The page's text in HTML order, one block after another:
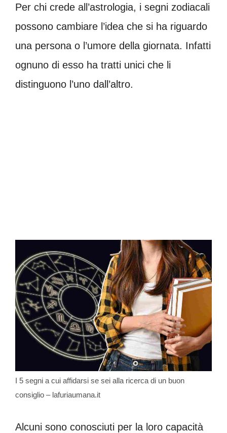
Per chi crede all’astrologia, i segni zodiacali
possono cambiare l’idea che si ha riguardo
una persona o l’umore della giornata. Infatti
ognuno di esso ha tratti unici che li
distinguono l’uno dall’altro.
I 5 segni a cui affidarsi se sei alla ricerca di un buon
consiglio – lafuriaumana.it
Alcuni sono conosciuti per la loro capacità